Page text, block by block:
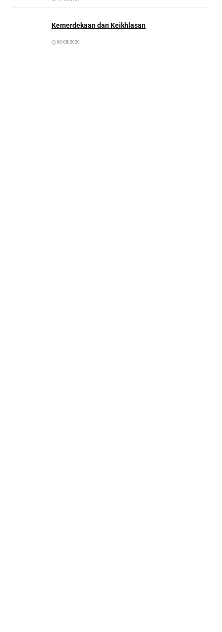
Kemerdekaan dan Keikhlasan
06/08/2026